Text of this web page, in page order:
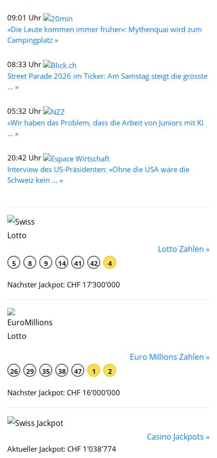
09:01 Uhr
«Die Leute kommen immer früher»: Mythenquai wird zum
Campingplatz »
08:33 Uhr
Street Parade 2026 im Ticker: Am Samstag steigt die grösste
... »
05:32 Uhr
«Wir haben das Problem, dass die Arbeit von Juniors mit KI
... »
20:42 Uhr
Interview des US-Präsidenten: «Ohne die USA wäre die
Schweiz kein ... »
Lotto Zahlen »
5 8 9 14 41 42 4
Nächster Jackpot: CHF 17'300'000
Euro Millions Zahlen »
26 29 35 38 47 1 2
Nächster Jackpot: CHF 16'000'000
Casino Jackpots »
Aktueller Jackpot: CHF 1'038'774